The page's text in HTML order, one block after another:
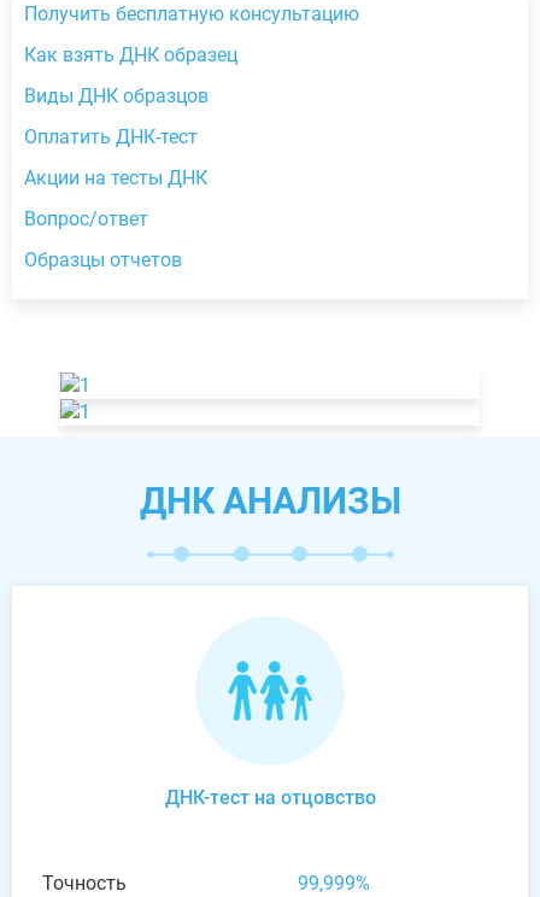
Получить бесплатную консультацию
Как взять ДНК образец
Виды ДНК образцов
Оплатить ДНК-тест
Акции на тесты ДНК
Вопрос/ответ
Образцы отчетов
ДНК АНАЛИЗЫ
ДНК-тест на отцовство
Точность
99,999%